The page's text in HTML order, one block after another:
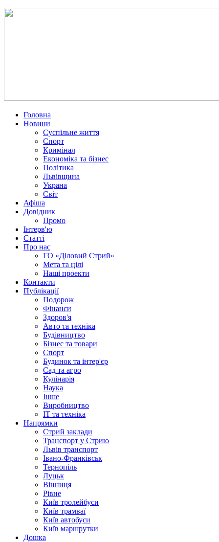
Головна
Новини
Суспільне життя
Спорт
Кримінал
Економіка та бізнес
Політика
Львівщина
Украна
Світ
Афіша
Довідник
Промо
Інтерв'ю
Статті
Про нас
ГО «Діловий Стрий»
Мета та цілі
Наші проекти
Контакти
Публікації
Подорож
Фінанси
Здоров'я
Авто та техніка
Будівництво
Бізнес та товари
Спорт
Будинок та інтер'єр
Сад та агро
Кулінарія
Наука
Інше
Виробництво
IT та техніка
Напрямки
Стрий заклади
Транспорт у Стрию
Львів транспорт
Івано-Франківськ
Тернопіль
Луцьк
Вінниця
Рівне
Київ тролейбуси
Київ трамваї
Київ автобуси
Київ маршрутки
Дошка